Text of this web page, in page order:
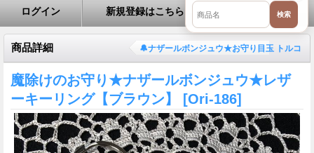
ログイン 新規登録はこちら お問い合せ
商品詳細 🔔ナザールボンジュウ★お守り目玉 トルコ
魔除けのお守り★ナザールボンジュウ★レザ
ーキーリング【ブラウン】 [Ori-186]
検索